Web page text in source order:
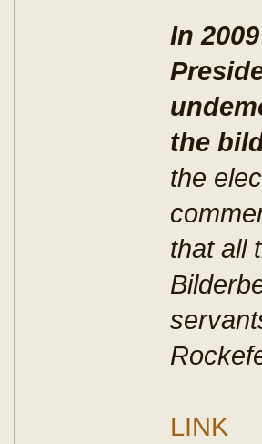
In
the
the
that all
LINK